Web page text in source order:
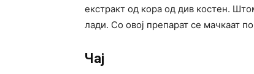
екстракт од кора од див костен.
лади. Со овој препарат се мачкаат
Чај